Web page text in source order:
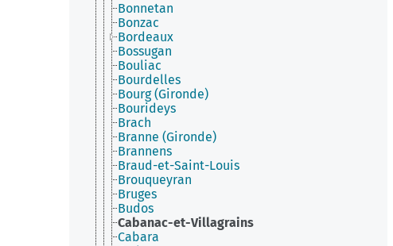
Bonnetan
Bonzac
Bordeaux
Bossugan
Bouliac
Bourdelles
Bourg (Gironde)
Bourideys
Brach
Branne (Gironde)
Brannens
Braud-et-Saint-Louis
Brouqueyran
Bruges
Budos
Cabanac-et-Villagrains
Cabara